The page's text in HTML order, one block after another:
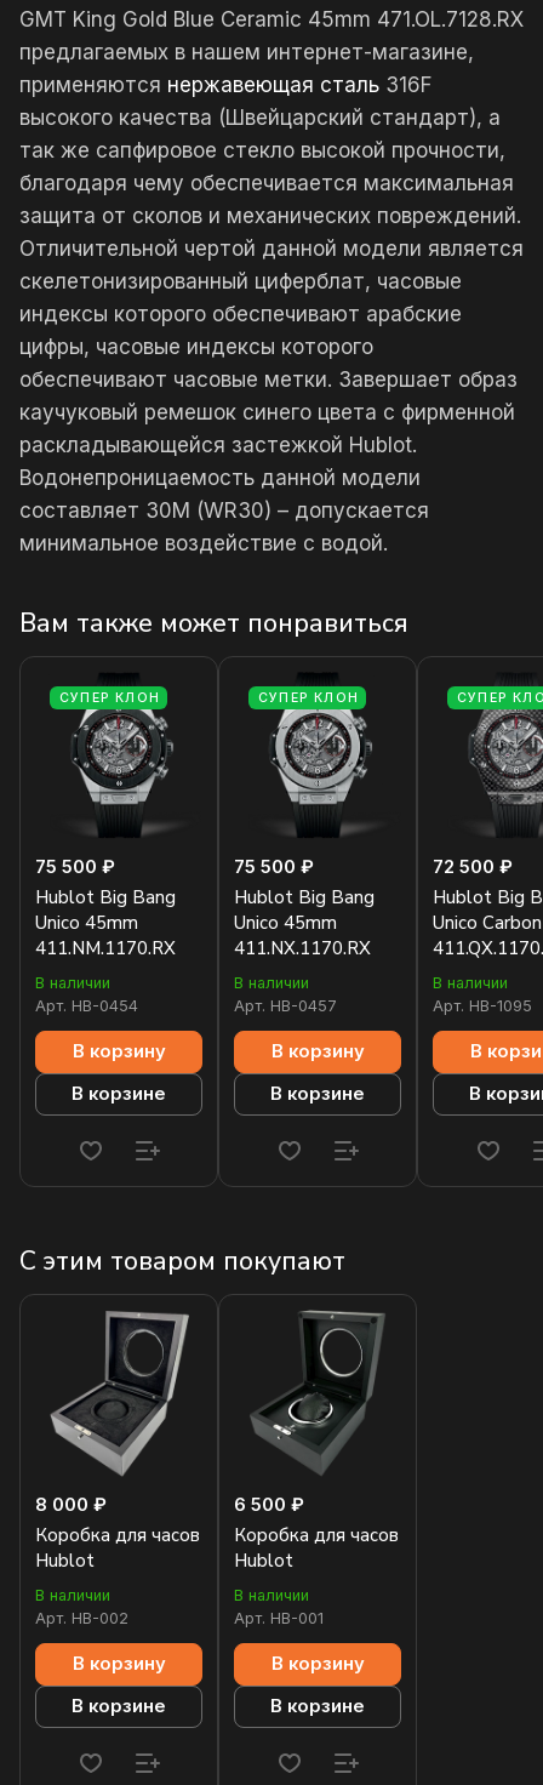
GMT King Gold Blue Ceramic 45mm 471.OL.7128.RX
предлагаемых в нашем интернет-магазине,
применяются нержавеющая сталь 316F
высокого качества (Швейцарский стандарт), а
так же сапфировое стекло высокой прочности,
благодаря чему обеспечивается максимальная
защита от сколов и механических повреждений.
Отличительной чертой данной модели является
скелетонизированный циферблат, часовые
индексы которого обеспечивают арабские
цифры, часовые индексы которого
обеспечивают часовые метки. Завершает образ
каучуковый ремешок синего цвета с фирменной
раскладывающейся застежкой Hublot.
Водонепроницаемость данной модели
составляет 30М (WR30) – допускается
минимальное воздействие с водой.
Вам также может понравиться
СУПЕР КЛОН
75 500 ₽
Hublot Big Bang
Unico 45mm
411.NM.1170.RX
В наличии
Арт. HB-0454
В корзину
В корзине
СУПЕР КЛОН
75 500 ₽
Hublot Big Bang
Unico 45mm
411.NX.1170.RX
В наличии
Арт. HB-0457
В корзину
В корзине
СУПЕР
72 500 ₽
Hublot Big
Unico
В наличии
Арт. HB-1095
В
В
С этим товаром покупают
8 000 ₽
Коробка для часов
Hublot
В наличии
Арт. HB-002
В корзину
В корзине
6 500 ₽
Коробка для часов
Hublot
В наличии
Арт. HB-001
В корзину
В корзине